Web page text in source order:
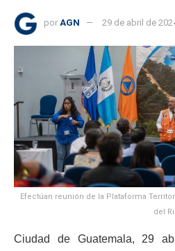
por AGN 29 de abril de
Efectúan reunión de la Plataforma
del
Ciudad de Guatemala, 29